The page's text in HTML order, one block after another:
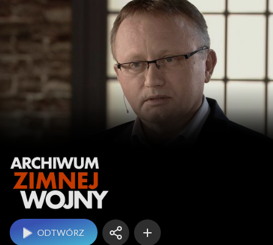
Archiwum zimnej wojny
ODTWÓRZ